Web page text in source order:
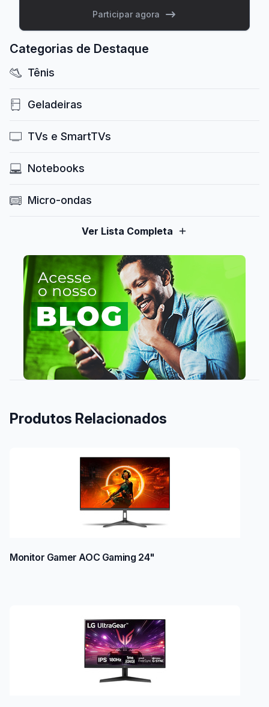
Participar agora
Categorias de Destaque
Tênis
Geladeiras
TVs e SmartTVs
Notebooks
Micro-ondas
Ver Lista Completa
Produtos Relacionados
Monitor Gamer AOC Gaming 24"